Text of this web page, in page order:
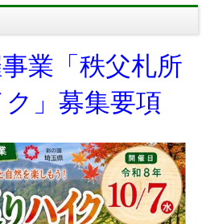
業「秩父札所
」募集要項